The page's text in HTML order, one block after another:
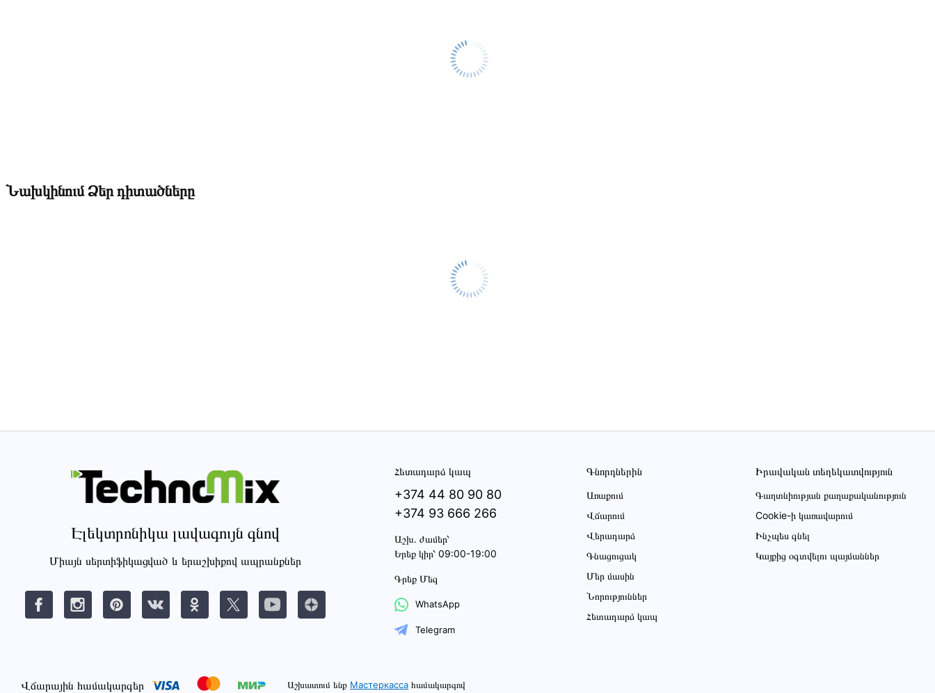
Նախկինում Ձեր դիտածները
Էլեկտրոնիկա լավագույն գնով
Միայն սերտիֆիկացված և երաշխիքով ապրանքներ
Հետադարձ կապ
+374 44 80 90 80
+374 93 666 266
Աշխ․ ժամեր՝
Երեք կիր՝ 09:00-19:00
Գրեք Մեզ
WhatsApp
Telegram
Գնորդներին
Առաքում
Վճարում
Վերադարձ
Գնացուցակ
Մեր մասին
Նորություններ
Հետադարձ կապ
Իրավական տեղեկատվություն
Գաղտնիության քաղաքականություն
Cookie-ի կառավարում
Ինչպես գնել
Կայքից օգտվելու պայմաններ
Վճարային համակարգեր Աշխատում ենք Мастеркасса համակարգով